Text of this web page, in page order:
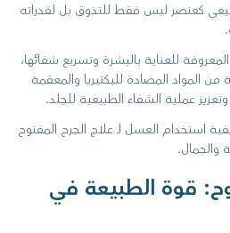
كعنصر ليس فقط للتذوق بل لقدراته
للعناية بالبشرة وتسريع شفائها،
المواد المضادة للبكتيريا والمعقمة
عملية الشفاء الطبيعية للجلد.
استخدام العسل لـ علاج الجرح المفتوح
والجمال.
قوة الطبيعة في